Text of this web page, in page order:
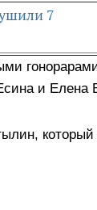
7
и Елена
который